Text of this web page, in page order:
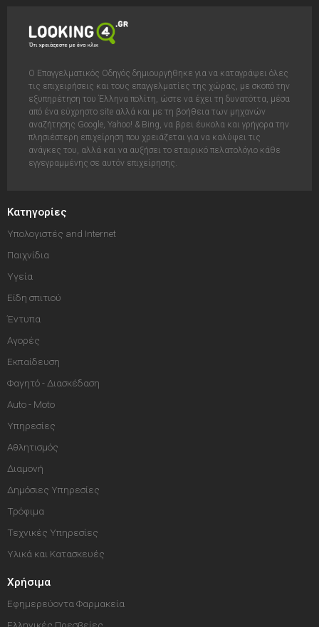
Ο Επαγγελματικός Οδηγός δημιουργήθηκε για να καταγράψει όλες
τις επιχειρήσεις και τους επαγγελματίες της χώρας, με σκοπό την
εξυπηρέτηση του Έλληνα πολίτη, ώστε να έχει τη δυνατόττα, μέσα
από ένα εύχρηστο site αλλά και με τη βοήθεια των μηχανών
αναζήτησης Google, Yahoo! & Bing, να βρει έυκολα και γρήγορα την
πλησιέστερη επιχείρηση που χρειάζεται για να καλύψει τις
ανάγκες του, αλλά και να αυξήσει το εταιρικό πελατολόγιο κάθε
εγγεγραμμένης σε αυτόν επιχείρησης.
Κατηγορίες
Υπολογιστές and Internet
Παιχνίδια
Υγεία
Είδη σπιτιού
Έντυπα
Αγορές
Εκπαίδευση
Φαγητό - Διασκέδαση
Auto - Moto
Υπηρεσίες
Αθλητισμός
Διαμονή
Δημόσιες Υπηρεσίες
Τρόφιμα
Τεχνικές Υπηρεσίες
Υλικά και Κατασκευές
Χρήσιμα
Εφημερεύοντα Φαρμακεία